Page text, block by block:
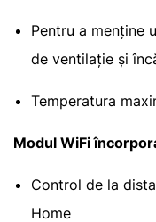
Pentru a menține
de ventilație și
Temperatura
Modul WiFi
Control de la
Home